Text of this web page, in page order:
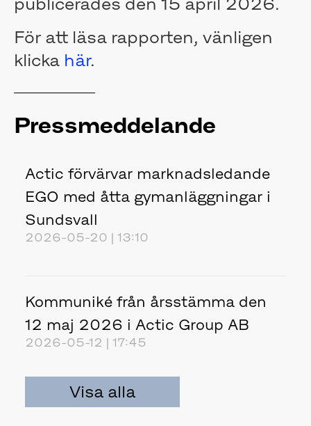
För att läsa rapporten, vänligen
klicka här.
Pressmeddelande
Actic förvärvar marknadsledande
EGO med åtta gymanläggningar i
Sundsvall
2026-05-20 | 13:10
Kommuniké från årsstämma den
12 maj 2026 i Actic Group AB
2026-05-12 | 17:45
Visa alla